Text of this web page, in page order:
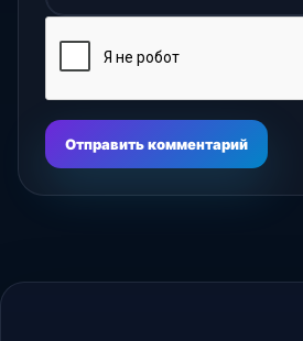
Отправить комментарий